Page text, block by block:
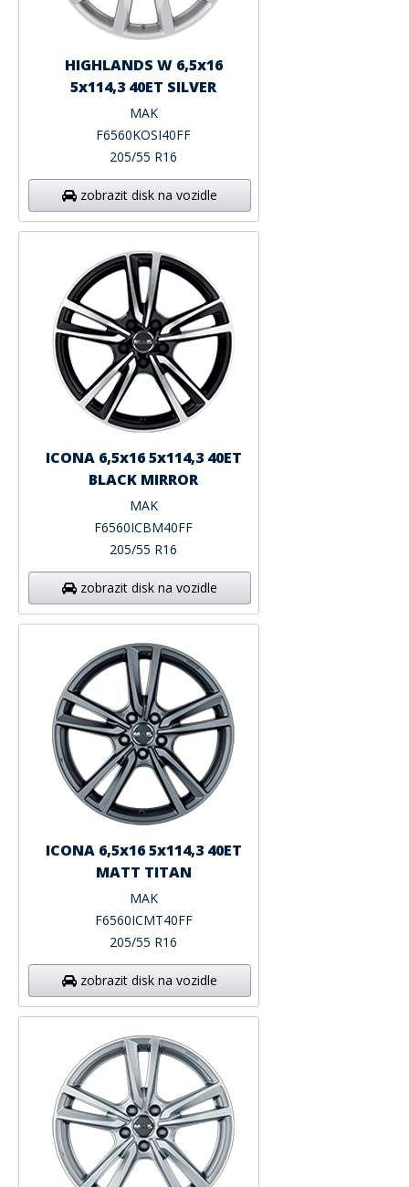
HIGHLANDS W 6,5x16
5x114,3 40ET SILVER
MAK
F6560KOSI40FF
205/55 R16
zobrazit disk na vozidle
ICONA 6,5x16 5x114,3 40ET
BLACK MIRROR
MAK
F6560ICBM40FF
205/55 R16
zobrazit disk na vozidle
ICONA 6,5x16 5x114,3 40ET
MATT TITAN
MAK
F6560ICMT40FF
205/55 R16
zobrazit disk na vozidle